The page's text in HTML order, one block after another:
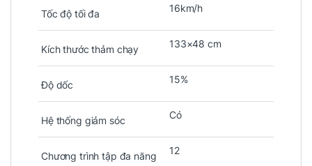
Tốc độ tối đa 16km/h
Kích thước thảm chạy 133×48 cm
Độ dốc 15%
Hệ thống giảm sóc Có
Chương trình tập đa năng 12